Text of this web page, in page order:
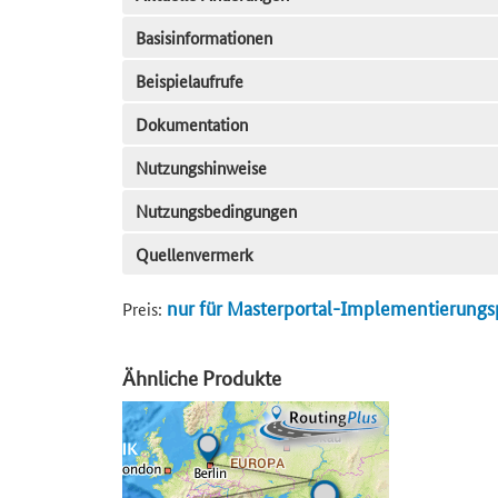
Basisinformationen
Beispielaufrufe
Dokumentation
Nutzungshinweise
Nutzungsbedingungen
Quellenvermerk
Preis: nur für Masterportal-
Ähnliche Produkte